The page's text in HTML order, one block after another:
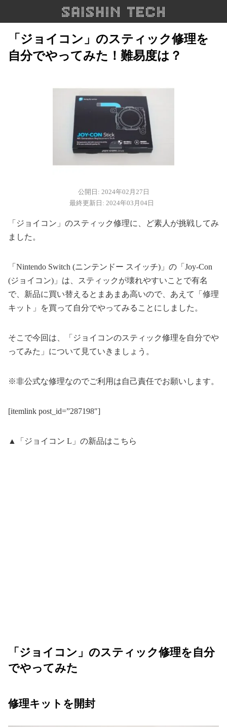
「ジョイコン」のスティック修理を
自分でやってみた！難易度は？
公開日: 2024年02月27日
最終更新日: 2024年03月04日
「ジョイコン」のスティック修理に、ど素人が挑戦してみ
ました。
「Nintendo Switch (ニンテンドー スイッチ)」の「Joy-Con
(ジョイコン)」は、スティックが壊れやすいことで有名
で、新品に買い替えるとまあまあ高いので、あえて「修理
キット」を買って自分でやってみることにしました。
そこで今回は、「ジョイコンのスティック修理を自分でや
ってみた」について見ていきましょう。
※非公式な修理なのでご利用は自己責任でお願いします。
[itemlink post_id=”287198″]
▲「ジョイコン L」の新品はこちら
「ジョイコン」のスティック修理を自分
でやってみた
修理キットを開封